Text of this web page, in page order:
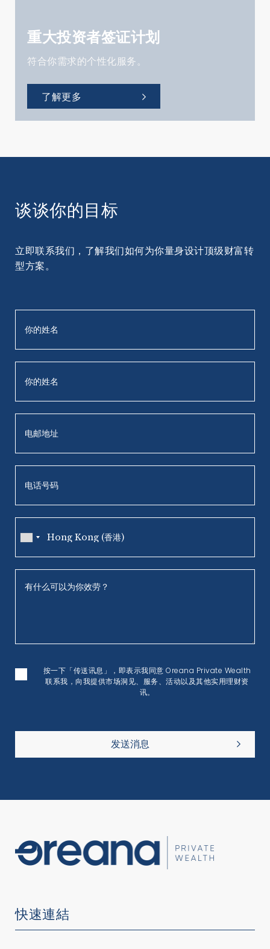
重大投资者签证计划
符合你需求的个性化服务。
了解更多
谈谈你的目标
立即联系我们，了解我们如何为你量身设计顶级财富转
型方案。
按一下「传送讯息」，即表示我同意 Oreana Private Wealth
联系我，向我提供市场洞见、服务、活动以及其他实用理财资
讯。
发送消息
快速連結